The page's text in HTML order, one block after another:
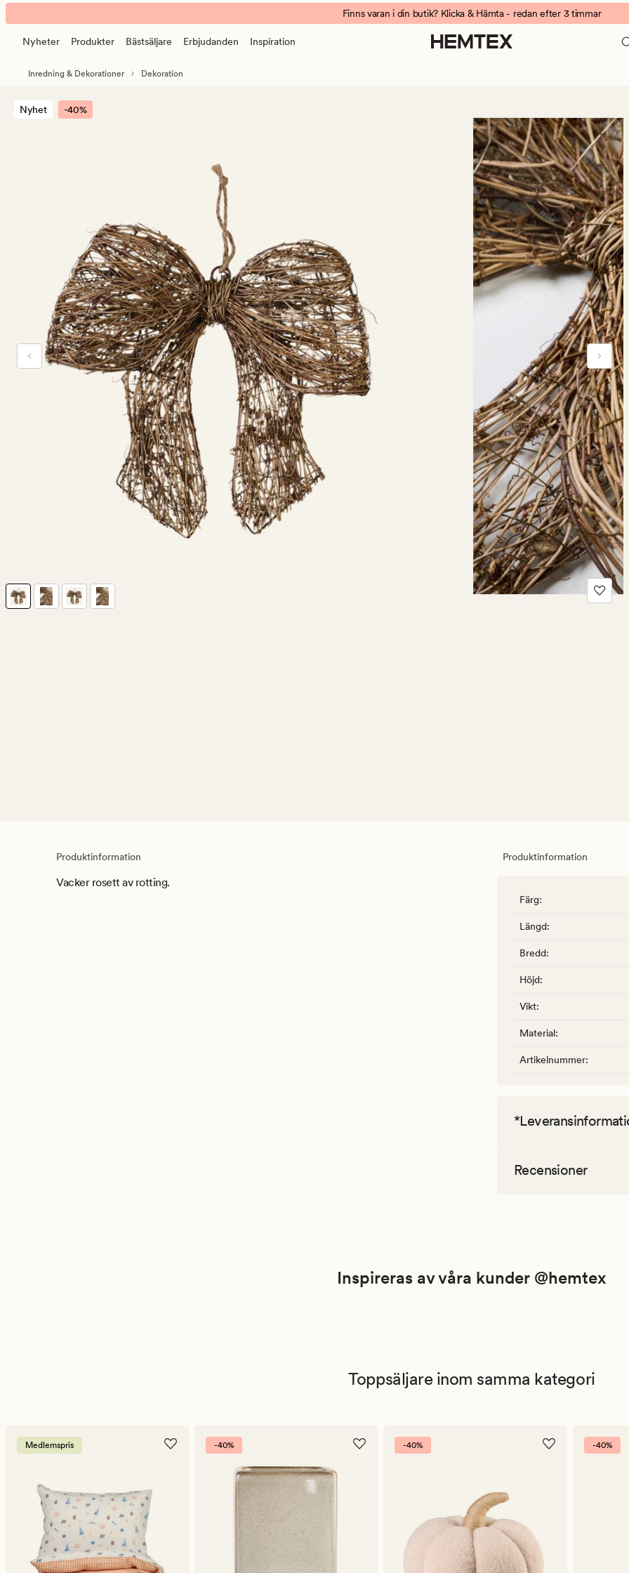
Wendy
Dekor
natur
banner.
Klicka
ESCAPE
Finns varan i din butik? Klicka & Hämta - redan efter 3 timmar
Nyheter Produkter Bästsäljare Erbjudanden Inspiration
Inredning & Dekorationer Dekoration
Nyhet -40%
Produktinformation
Vacker rosett av rotting.
Produktinformation
Färg:
Längd:
Bredd:
Höjd:
Vikt:
Material:
Artikelnummer:
Recensioner
Inspireras av våra kunder @hemtex
Toppsäljare inom samma kategori
Medlemspris -40% -40% -40%